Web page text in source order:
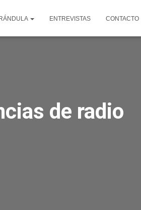
ENTREVISTAS CONTACTO
de radio